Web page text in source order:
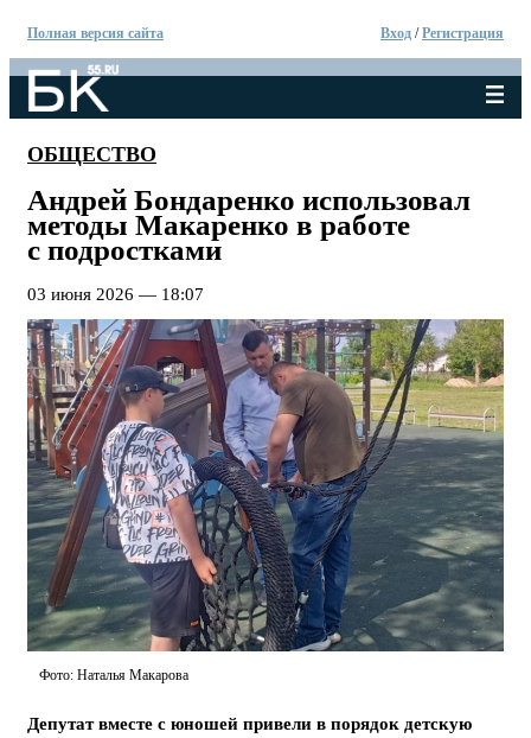
Полная версия сайта Вход /Регистрация
ОБЩЕСТВО
Андрей Бондаренко использовал
методы Макаренко в работе
с подростками
03 июня 2026 — 18:07
Фото: Наталья Макарова
Депутат вместе с юношей привели в порядок детскую